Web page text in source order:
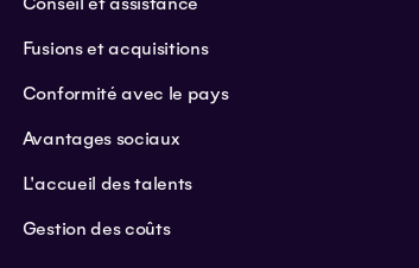
Fusions et acquisitions
Conformité avec le pays
Avantages sociaux
L'accueil des talents
Gestion des coûts